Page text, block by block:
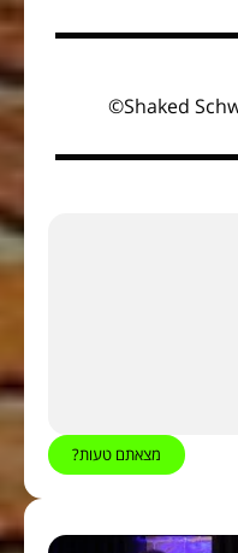
מצאתם טעות?